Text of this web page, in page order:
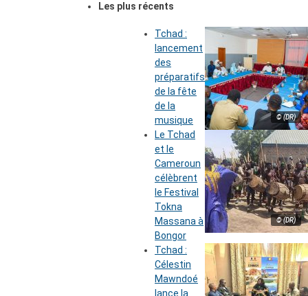
Les plus récents
© (DR)
Tchad :
lancement
des
préparatifs
de la fête
de la
musique
© (DR)
Le Tchad
et le
Cameroun
célèbrent
le Festival
Tokna
Massana à
Bongor
Tchad :
Célestin
Mawndoé
lance la